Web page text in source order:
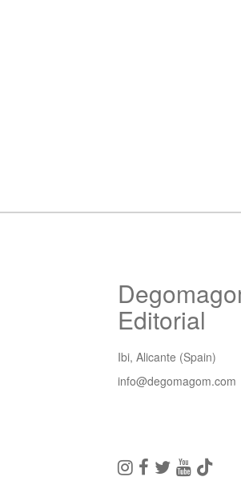
Editorial
Ibi, Alicante (Spain)
info@degomagom.com